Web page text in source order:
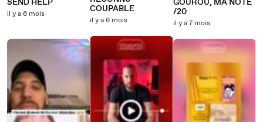
SEND HELP
il y a 6 mois
COUPABLE
il y a 6 mois
GOUROU, MA NOTE
/20
il y a 7 mois